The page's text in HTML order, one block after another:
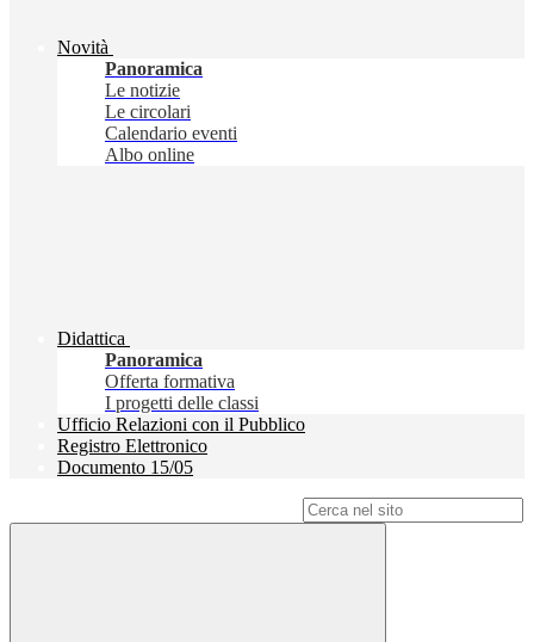
Novità
Panoramica
Le notizie
Le circolari
Calendario eventi
Albo online
Didattica
Panoramica
Offerta formativa
I progetti delle classi
Ufficio Relazioni con il Pubblico
Registro Elettronico
Documento 15/05